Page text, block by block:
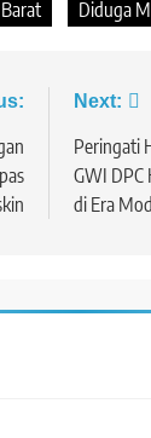
Diduga
Next:
Peringati
GWI DPC
di Era